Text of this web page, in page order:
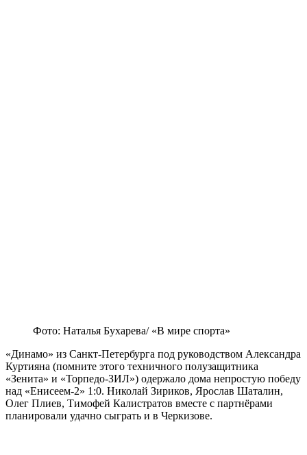
Фото: Наталья Бухарева/ «В мире спорта»
«Динамо» из Санкт-Петербурга под руководством Александра
Куртияна (помните этого техничного полузащитника
«Зенита» и «Торпедо-ЗИЛ») одержало дома непростую победу
над «Енисеем-2» 1:0. Николай Зириков, Ярослав Шаталин,
Олег Плиев, Тимофей Калистратов вместе с партнёрами
планировали удачно сыграть и в Черкизове.